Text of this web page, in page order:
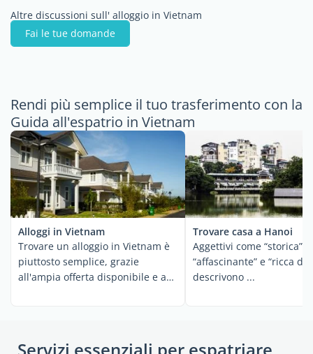
Altre discussioni sull' alloggio in Vietnam
Fai le tue domande
Rendi più semplice il tuo trasferimento con la
Guida all'espatrio in Vietnam
Alloggi in Vietnam
Trovare un alloggio in Vietnam è
piuttosto semplice, grazie
all'ampia offerta disponibile e a
Trovare casa a Hanoi
Aggettivi come “storica”,
“affascinante” e “ricca di
descrivono ...